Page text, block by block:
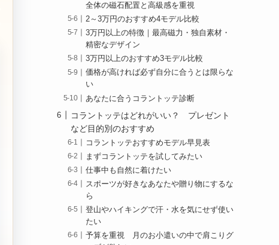
全体の磁石配置と高級感を重視
2～3万円のおすすめ4モデル比較
3万円以上の特徴｜最高磁力・独自素材・
精密なデザイン
3万円以上のおすすめ3モデル比較
価格が高ければ必ず自分に合うとは限らな
い
あなたに合うコラントッテ診断
コラントッテはどれがいい？ プレゼント
など目的別のおすすめ
コラントッテおすすめモデル早見表
まずコラントッテを試してみたい
仕事中も自然に着けたい
スポーツが好きなあなたや贈り物にするな
ら
登山やハイキングで汗・水を気にせず使い
たい
予算を重視 月のお小遣いの中で肩こりグ